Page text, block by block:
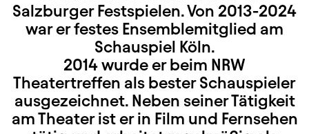
Salzburger Festspielen. Von 2013-2024
war er festes Ensemblemitglied am
Schauspiel Köln.
2014 wurde er beim NRW
Theatertreffen als bester Schauspieler
ausgezeichnet. Neben seiner Tätigkeit
am Theater ist er in Film und Fernsehen